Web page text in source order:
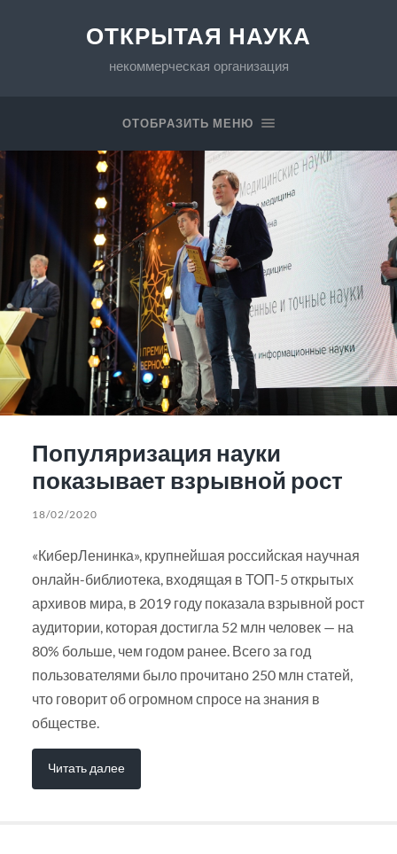
ОТКРЫТАЯ НАУКА
некоммерческая организация
ОТОБРАЗИТЬ МЕНЮ
Популяризация науки
показывает взрывной рост
18/02/2020
«КиберЛенинка», крупнейшая российская научная
онлайн-библиотека, входящая в ТОП-5 открытых
архивов мира, в 2019 году показала взрывной рост
аудитории, которая достигла 52 млн человек — на
80% больше, чем годом ранее. Всего за год
пользователями было прочитано 250 млн статей,
что говорит об огромном спросе на знания в
обществе.
Читать далее